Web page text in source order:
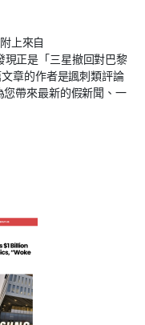
上來自
現正是「三星撤回對巴黎
章的作者是諷刺類評論
您帶來最新的假新聞、一